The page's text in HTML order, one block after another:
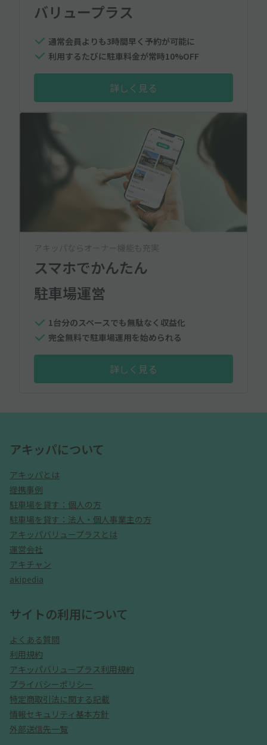
バリュープラス
通常会員よりも3時間早く予約が可能に
利用するたびに駐車料金が常時10%OFF
詳しく見る
アキッパならオーナー機能も充実
スマホでかんたん
駐車場運営
1台分のスペースでも無駄なく収益化
完全無料で駐車場運用を始められる
詳しく見る
アキッパについて
アキッパとは
提携事例
駐車場を貸す：個人の方
駐車場を貸す：法人・個人事業主の方
アキッパバリュープラスとは
運営会社
アキチャン
akipedia
サイトの利用について
よくある質問
利用規約
アキッパバリュープラス利用規約
プライバシーポリシー
特定商取引法に関する記載
情報セキュリティ基本方針
外部送信先一覧